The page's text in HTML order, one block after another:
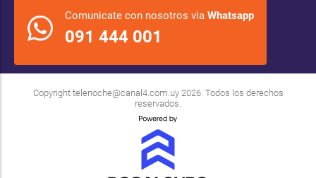
Comunicate con nosotros via Whatsapp
091 444 001
Copyright telenoche@canal4.com.uy2026. Todos los derechos
reservados.